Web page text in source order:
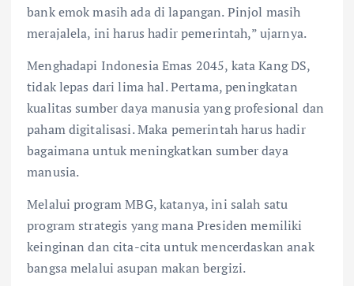
bank emok masih ada di lapangan. Pinjol masih
merajalela, ini harus hadir pemerintah,” ujarnya.
Menghadapi Indonesia Emas 2045, kata Kang DS,
tidak lepas dari lima hal. Pertama, peningkatan
kualitas sumber daya manusia yang profesional dan
paham digitalisasi. Maka pemerintah harus hadir
bagaimana untuk meningkatkan sumber daya
manusia.
Melalui program MBG, katanya, ini salah satu
program strategis yang mana Presiden memiliki
keinginan dan cita-cita untuk mencerdaskan anak
bangsa melalui asupan makan bergizi.